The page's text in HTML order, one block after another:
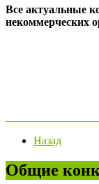
Все актуальные
некоммерческих
Назад
Общие